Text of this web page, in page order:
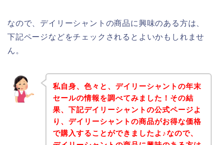
なので、デイリーシャントの商品に興味のある方は、
下記ページなどをチェックされるとよいかもしれませ
ん。
私自身、色々と、デイリーシャントの年末
セールの情報を調べてみました！その結
果、下記デイリーシャントの公式ページよ
り、デイリーシャントの商品がお得な価格
で購入することができましたよ♪なので、